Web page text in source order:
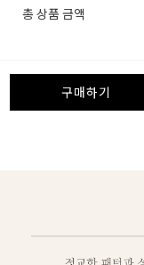
총 상품 금액
구매하기